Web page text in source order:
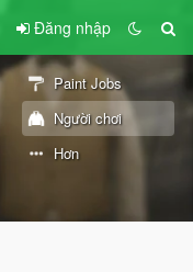
Đăng nhập
Paint Jobs
Người chơi
Hơn